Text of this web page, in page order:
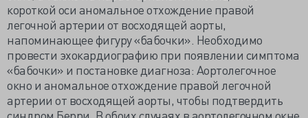
короткой оси аномальное отхождение правой
легочной артерии от восходящей аорты,
напоминающее фигуру «бабочки». Необходимо
провести эхокардиографию при появлении симптома
«бабочки» и постановке диагноза: Аортолегочное
окно и аномальное отхождение правой легочной
артерии от восходящей аорты, чтобы подтвердить